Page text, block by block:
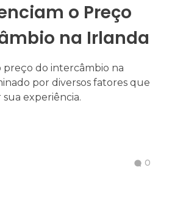
o Preço
na Irlanda
preço do intercâmbio na
por diversos fatores que
experiência.
0